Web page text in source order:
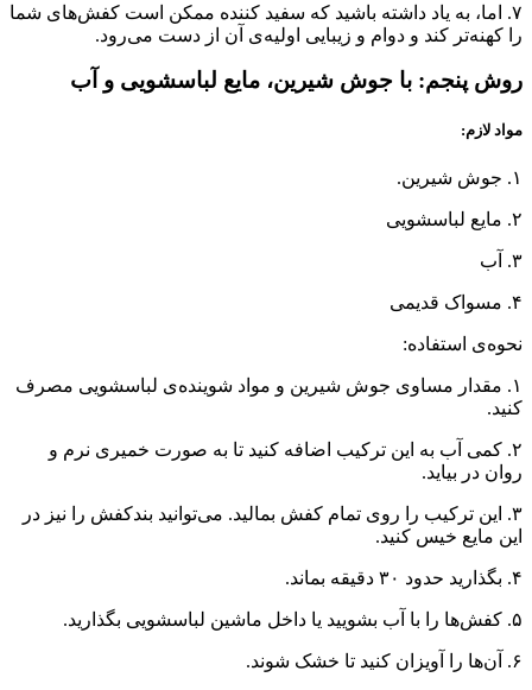
۷. اما، به یاد داشته باشید که سفید کننده ممکن است کفش‌های شما
را کهنه‌تر کند و دوام و زیبایی اولیه‌ی آن از دست می‌رود.
روش پنجم: با جوش شیرین، مایع لباسشویی و آب
مواد لازم:
۱. جوش شیرین.
۲. مایع لباسشویی
۳. آب
۴. مسواک قدیمی
نحوه‌ی استفاده:
۱. مقدار مساوی جوش شیرین و مواد شوینده‌ی لباسشویی مصرف
کنید.
۲. کمی آب به این ترکیب اضافه کنید تا به صورت خمیری نرم و
روان در بیاید.
۳. این ترکیب را روی تمام کفش بمالید. می‌توانید بندکفش را نیز در
این مایع خیس کنید.
۴. بگذارید حدود ۳۰ دقیقه بماند.
۵. کفش‌ها را با آب بشویید یا داخل ماشین لباسشویی بگذارید.
۶. آن‌ها را آویزان کنید تا خشک شوند.